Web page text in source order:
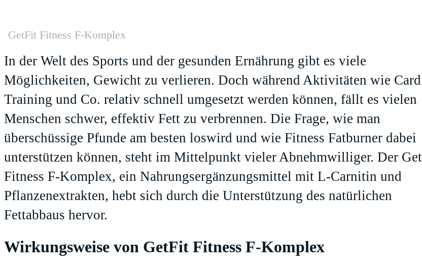
GetFit Fitness F-Komplex
In der Welt des Sports und der gesunden Ernährung gibt es viele
Möglichkeiten, Gewicht zu verlieren. Doch während Aktivitäten wie
Training und Co. relativ schnell umgesetzt werden können, fällt es vielen
Menschen schwer, effektiv Fett zu verbrennen. Die Frage, wie man
überschüssige Pfunde am besten loswird und wie Fitness Fatburner dabei
unterstützen können, steht im Mittelpunkt vieler Abnehmwilliger. Der
Fitness F-Komplex, ein Nahrungsergänzungsmittel mit L-Carnitin und
Pflanzenextrakten, hebt sich durch die Unterstützung des natürlichen
Fettabbaus hervor.
Wirkungsweise von GetFit Fitness F-Komplex